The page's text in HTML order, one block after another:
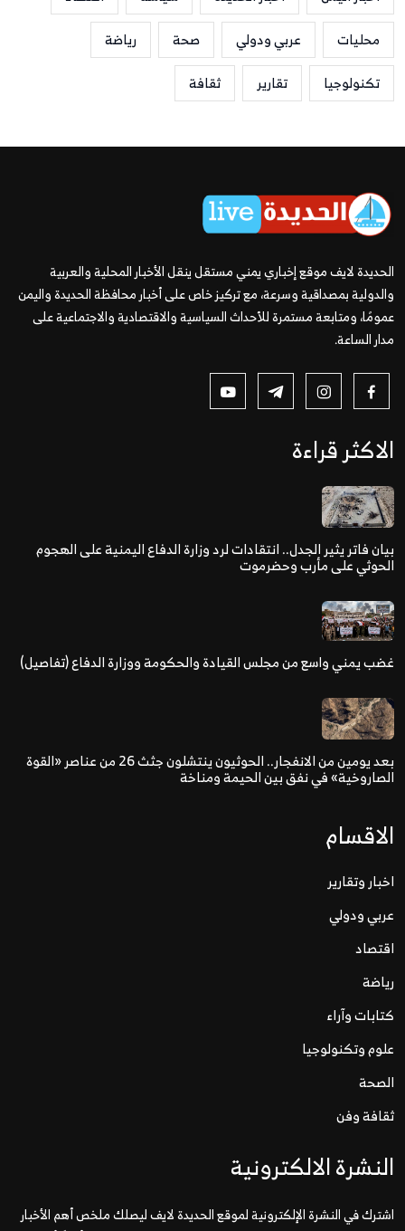
محليات
عربي ودولي صحة
رياضة
تكنولوجيا
تقارير ثقافة
الحديدة لايف موقع إخباري يمني مستقل ينقل الأخبار المحلية والعربية
والدولية بمصداقية وسرعة، مع تركيز خاص على أخبار محافظة الحديدة واليمن
عمومًا، ومتابعة مستمرة للأحداث السياسية والاقتصادية والاجتماعية على
مدار الساعة.
الاكثر قراءة
بيان فاتر يثير الجدل.. انتقادات لرد وزارة الدفاع اليمنية على الهجوم
الحوثي على مأرب وحضرموت
غضب يمني واسع من مجلس القيادة والحكومة ووزارة الدفاع (تفاصيل)
بعد يومين من الانفجار.. الحوثيون ينتشلون جثث 26 من عناصر «القوة
الصاروخية» في نفق بين الحيمة ومناخة
الاقسام
اخبار وتقارير
عربي ودولي
اقتصاد
رياضة
كتابات وآراء
علوم وتكنولوجيا
الصحة
ثقافة وفن
النشرة الالكترونية
اشترك في النشرة الإلكترونية لموقع الحديدة لايف ليصلك ملخص أهم الأخبار